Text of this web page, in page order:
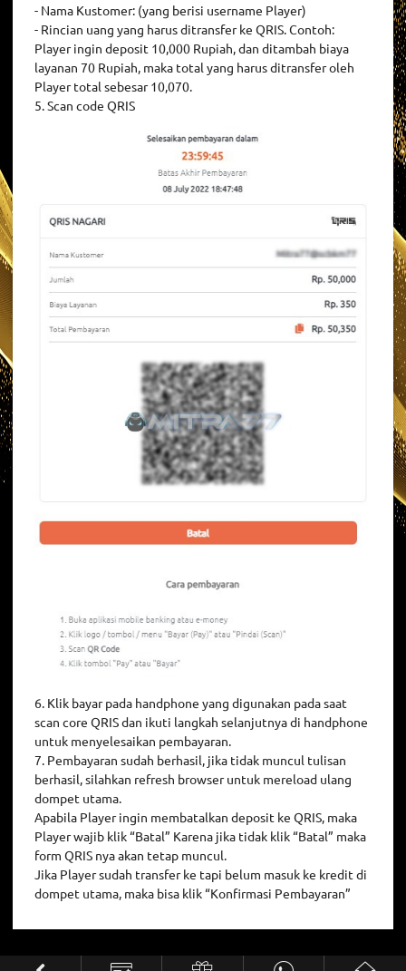
- Nama Kustomer: (yang berisi username Player)
- Rincian uang yang harus ditransfer ke QRIS. Contoh:
Player ingin deposit 10,000 Rupiah, dan ditambah biaya
layanan 70 Rupiah, maka total yang harus ditransfer oleh
Player total sebesar 10,070.
5. Scan code QRIS
6. Klik bayar pada handphone yang digunakan pada saat
scan core QRIS dan ikuti langkah selanjutnya di handphone
untuk menyelesaikan pembayaran.
7. Pembayaran sudah berhasil, jika tidak muncul tulisan
berhasil, silahkan refresh browser untuk mereload ulang
dompet utama.
Apabila Player ingin membatalkan deposit ke QRIS, maka
Player wajib klik “Batal” Karena jika tidak klik “Batal” maka
form QRIS nya akan tetap muncul.
Jika Player sudah transfer ke tapi belum masuk ke kredit di
dompet utama, maka bisa klik “Konfirmasi Pembayaran”